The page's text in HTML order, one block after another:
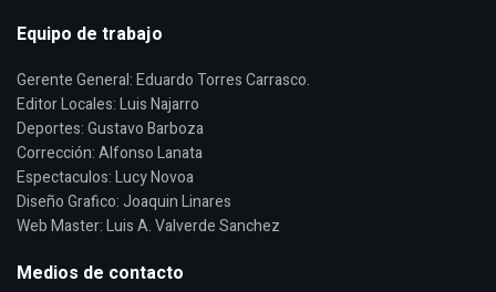
Equipo de trabajo
Gerente General: Eduardo Torres Carrasco.
Editor Locales: Luis Najarro
Deportes: Gustavo Barboza
Corrección: Alfonso Lanata
Espectaculos: Lucy Novoa
Diseño Grafico: Joaquin Linares
Web Master: Luis A. Valverde Sanchez
Medios de contacto